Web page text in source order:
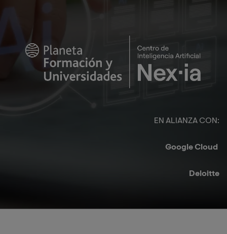
EN ALIANZA CON:​
Google Cloud ​
Deloitte​